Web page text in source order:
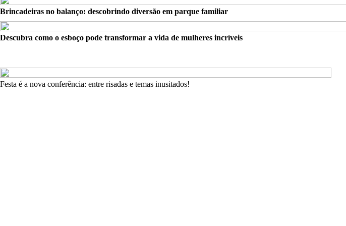
Brincadeiras no balanço: descobrindo diversão em parque familiar
Descubra como o esboço pode transformar a vida de mulheres incríveis
Festa é a nova conferência: entre risadas e temas inusitados!